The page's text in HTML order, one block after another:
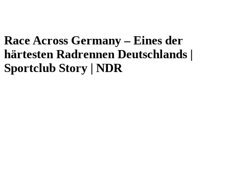
Race Across Germany – Eines der
härtesten Radrennen Deutschlands |
Sportclub Story | NDR